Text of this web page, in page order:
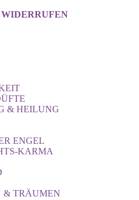
& HEILUNG
ENGEL
KARMA
& TRÄUMEN